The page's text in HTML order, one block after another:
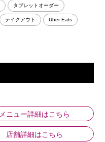
タブレットオーダー
テイクアウト Uber Eats
メニュー詳細はこちら
店舗詳細はこちら